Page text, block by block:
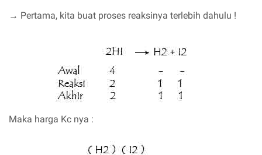
→ Pertama, kita buat proses reaksinya terlebih dahulu !
Maka harga Kc nya :